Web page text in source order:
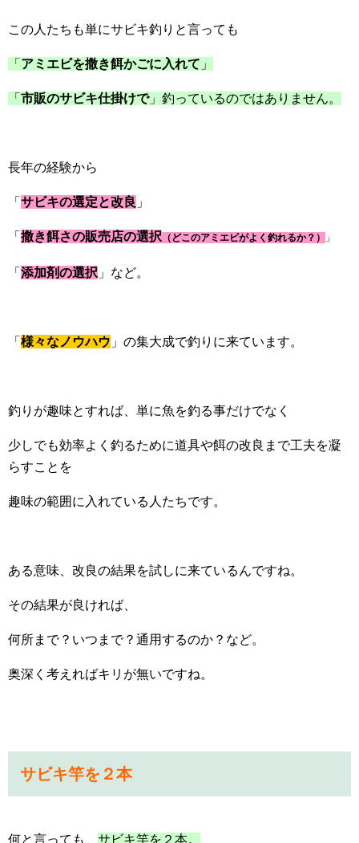
この人たちも単にサビキ釣りと言っても
「 アミエビを撒き餌かごに入れて 」
「 市販のサビキ仕掛けで」釣っているのではありません。
長年の経験から
「 サビキの選定と改良 」
「 撒き餌さの販売店の選択 （どこのアミエビがよく釣れるか？） 」
「 添加剤の選択 」など。
「 様々なノウハウ 」の集大成で釣りに来ています。
釣りが趣味とすれば、単に魚を釣る事だけでなく
少しでも効率よく釣るために道具や餌の改良まで工夫を凝
らすことを
趣味の範囲に入れている人たちです。
ある意味、改良の結果を試しに来ているんですね。
その結果が良ければ、
何所まで？いつまで？通用するのか？など。
奥深く考えればキリが無いですね。
サビキ竿を２本
何と言っても、 サビキ竿を２本。